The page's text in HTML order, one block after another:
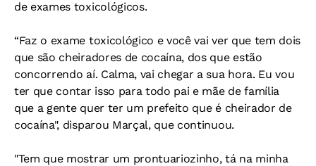
de exames toxicológicos.
“Faz o exame toxicológico e você vai ver que tem dois
que são cheiradores de cocaína, dos que estão
concorrendo aí. Calma, vai chegar a sua hora. Eu vou
ter que contar isso para todo pai e mãe de família
que a gente quer ter um prefeito que é cheirador de
cocaína", disparou Marçal, que continuou.
"Tem que mostrar um prontuariozinho, tá na minha